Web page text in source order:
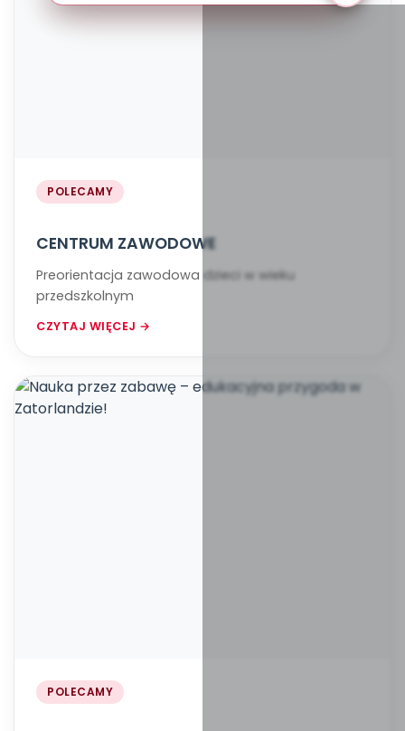
POLECAMY
CENTRUM ZAWODOWE
Preorientacja zawodowa dzieci w wieku
przedszkolnym
CZYTAJ WIĘCEJ →
POLECAMY